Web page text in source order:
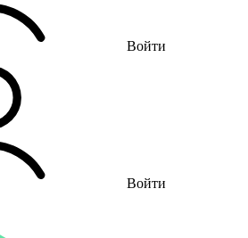
Войти
Войти